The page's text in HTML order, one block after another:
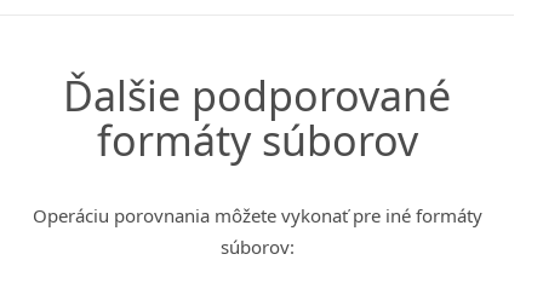
Ďalšie podporované
formáty súborov
Operáciu porovnania môžete vykonať pre iné formáty
súborov: